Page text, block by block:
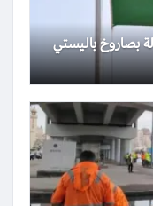
بصاروخ باليستي